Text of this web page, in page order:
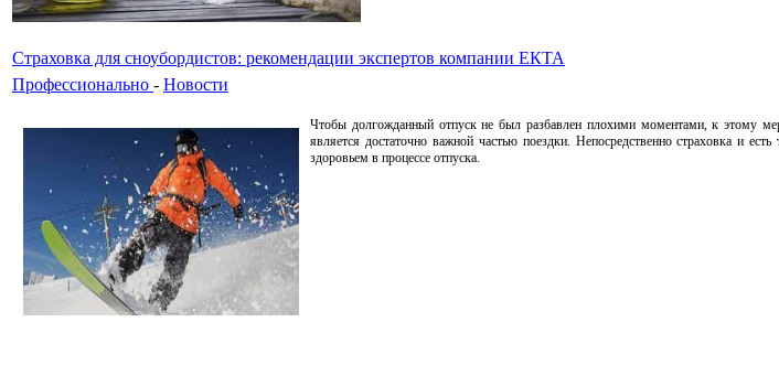
Страховка для сноубордистов: рекомендации экспертов компании ЕКТА
Профессионально - Новости
Чтобы долгожданный отпуск не был разбавлен плохими моментами, к этому
является достаточно важной частью поездки. Непосредственно страховка и
здоровьем в процессе отпуска.